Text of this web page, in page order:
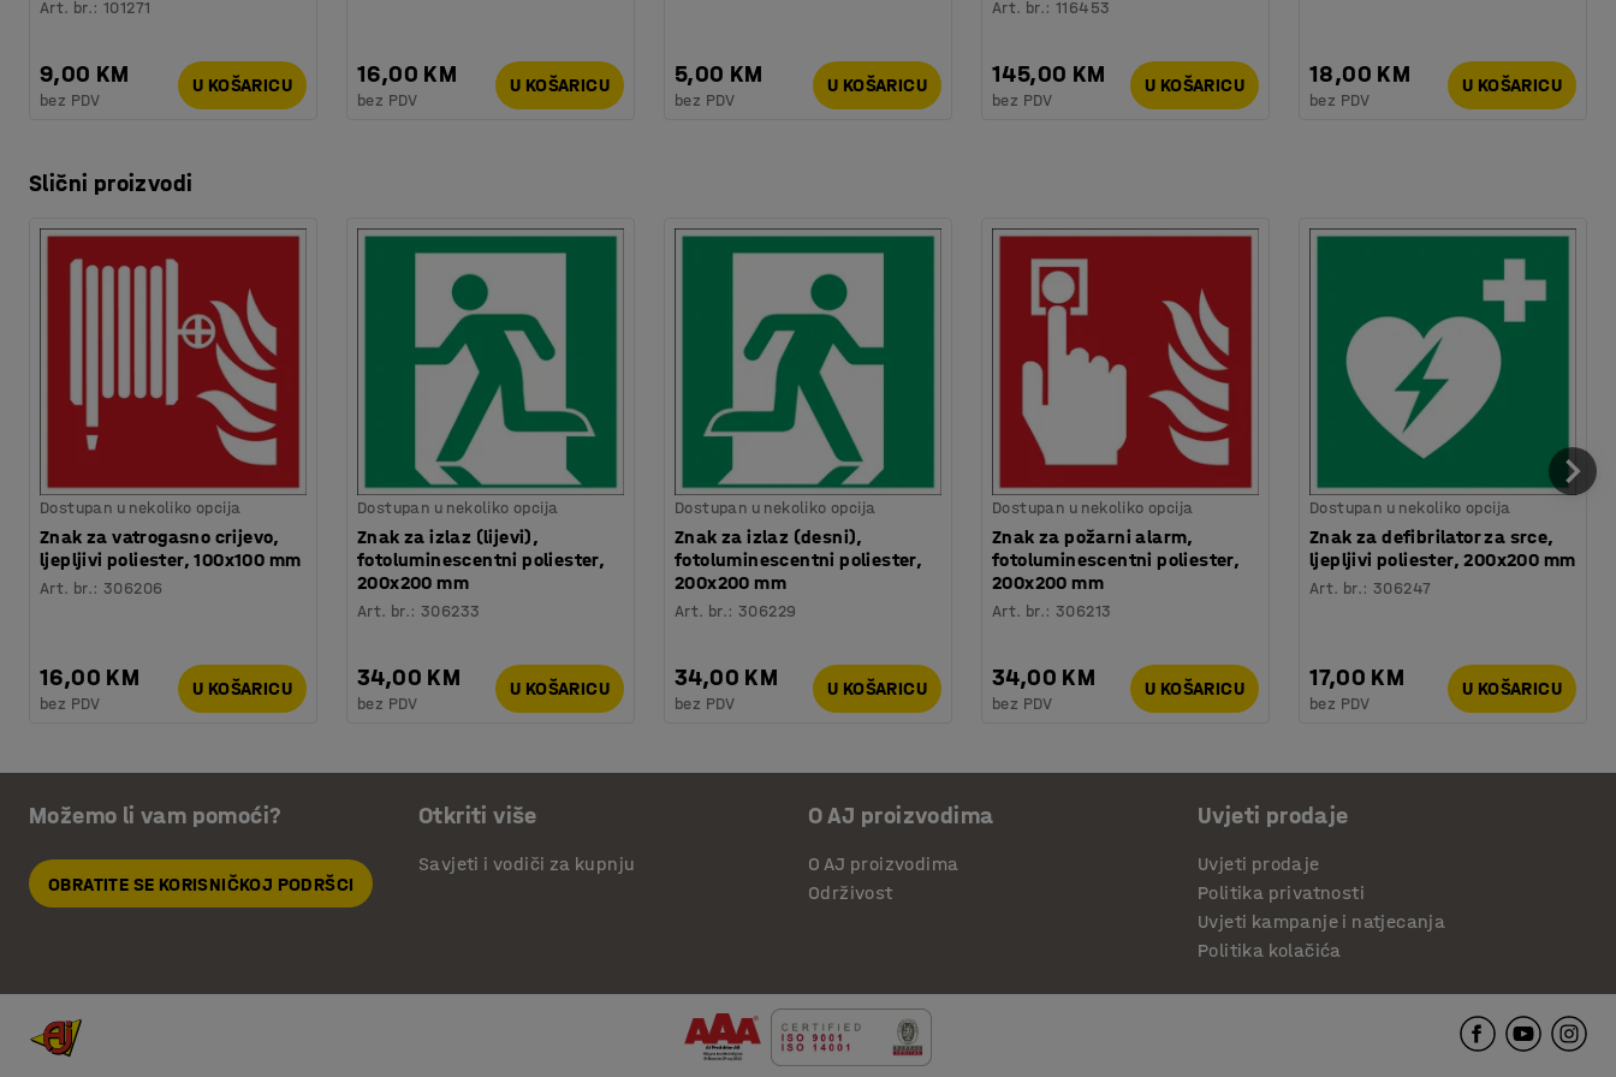
Art. br.:101271
9,00 KM
bez PDV
U KOŠARICU 16,00 KM
bez PDV
U KOŠARICU 5,00 KM
bez PDV
U KOŠARICU
Art. br.:116453
145,00 KM
bez PDV
U KOŠARICU 18,00 KM
bez PDV
U KOŠARICU
Slični proizvodi
Dostupan u nekoliko opcija
Znak za vatrogasno crijevo,
ljepljivi poliester, 100x100 mm
Art. br.:306206
16,00 KM
bez PDV
U KOŠARICU
Dostupan u nekoliko opcija
Znak za izlaz (lijevi),
fotoluminescentni poliester,
200x200 mm
Art. br.:306233
34,00 KM
bez PDV
U KOŠARICU
Dostupan u nekoliko opcija
Znak za izlaz (desni),
fotoluminescentni poliester,
200x200 mm
Art. br.:306229
34,00 KM
bez PDV
U KOŠARICU
Dostupan u nekoliko opcija
Znak za požarni alarm,
fotoluminescentni poliester,
200x200 mm
Art. br.:306213
34,00 KM
bez PDV
U KOŠARICU
Dostupan u nekoliko opcija
Znak za defibrilator za srce,
ljepljivi poliester, 200x200 mm
Art. br.:306247
17,00 KM
bez PDV
U KOŠARICU
Možemo li vam pomoći?
OBRATITE SE KORISNIČKOJ PODRŠCI
Otkriti više
Savjeti i vodiči za kupnju
O AJ proizvodima
O AJ proizvodima
Održivost
Uvjeti prodaje
Uvjeti prodaje
Politika privatnosti
Uvjeti kampanje i natjecanja
Politika kolačića